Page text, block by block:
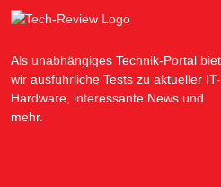
Als unabhängiges Technik-Portal
wir ausführliche Tests zu aktueller IT-
Hardware, interessante News und
mehr.